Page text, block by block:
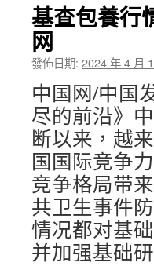
基查包養行
网
發佈日期: 2024 年 4 月
中国网/中国
尽的前沿》
断以来，越
国国际竞争
竞争格局带
共卫生事件
情况都对基
并加强基础